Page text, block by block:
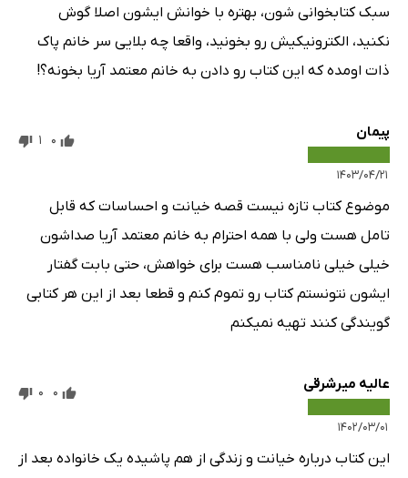
سبک کتابخوانی شون، بهتره با خوانش ایشون اصلا گوش
نکنید، الکترونیکیش رو بخونید، واقعا چه بلایی سر خانم پاک
ذات اومده که این کتاب رو دادن به خانم معتمد آریا بخونه؟!
پیمان
۱۴۰۳/۰۴/۲۱
0
1
موضوع کتاب تازه نیست قصه خیانت و احساسات که قابل
تامل هست ولی با همه احترام به خانم معتمد آریا صداشون
خیلی خیلی نامناسب هست برای خواهش، حتی بابت گفتار
ایشون نتونستم کتاب رو تموم کنم و قطعا بعد از این هر کتابی
گویندگی کنند تهیه نمیکنم
عالیه میرشرقی
۱۴۰۲/۰۳/۰۱
0
0
این کتاب درباره خیانت و زندگی از هم پاشیده یک خانواده بعد از